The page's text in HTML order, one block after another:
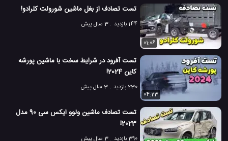
تست تصادف از بغل ماشین شورولت کلرادو!
144 بازدید 3 سال پیش
01:06
تست آفرود در شرایط سخت با ماشین پورشه
کاین 2024!
230 بازدید
3 سال پیش
04:23
تست تصادف ماشین ولوو ایکس سی 90 مدل
2023!
390 بازدید 3 سال پیش